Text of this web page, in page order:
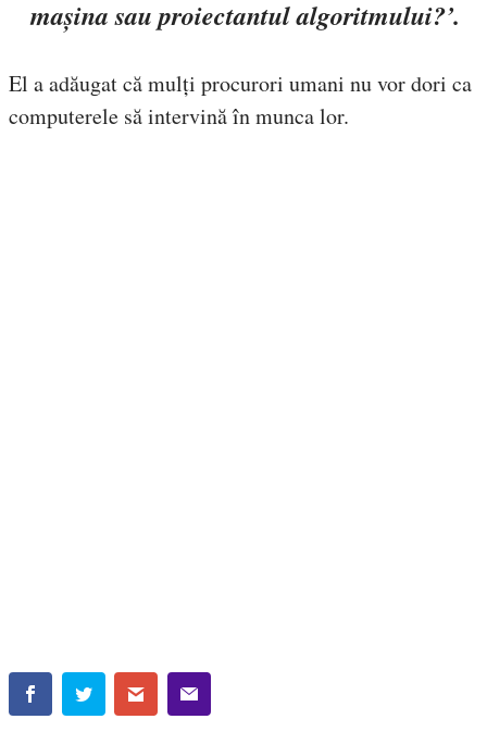
mașina sau proiectantul algoritmului?’.
El a adăugat că mulți procurori umani nu vor dori ca
computerele să intervină în munca lor.